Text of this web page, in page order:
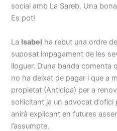
social amb La Sareb. Una
Es pot!
La Isabel ha rebut una ordre
suposat impagament de les
lloguer. D’una banda comenta
no ha deixat de pagar i que a
propietat (Anticipa) per a
sol·licitant ja un advocat
anirà explicant en futures
l’assumpte.